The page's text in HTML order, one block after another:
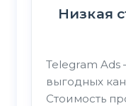
Низкая
Telegram
выгодных
Стоимость